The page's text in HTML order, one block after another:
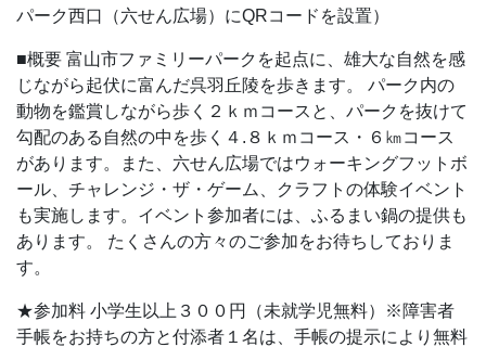
パーク西口（六せん広場）にQRコードを設置）
■概要 富山市ファミリーパークを起点に、雄大な自然を感
じながら起伏に富んだ呉羽丘陵を歩きます。
パーク内の
動物を鑑賞しながら歩く２ｋｍコースと、パークを抜けて
勾配のある自然の中を歩く４.８ｋｍコース・６㎞コース
があります。また、六せん広場ではウォーキングフットボ
ール、チャレンジ・ザ・ゲーム、クラフトの体験イベント
も実施します。イベント参加者には、ふるまい鍋の提供も
あります。
たくさんの方々のご参加をお待ちしておりま
す。
★参加料 小学生以上３００円（未就学児無料）※障害者
手帳をお持ちの方と付添者１名は、手帳の提示により無料